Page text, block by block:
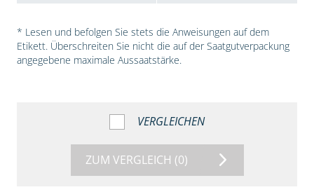
* Lesen und befolgen Sie stets die Anweisungen auf dem
Etikett. Überschreiten Sie nicht die auf der Saatgutverpackung
angegebene maximale Aussaatstärke.
VERGLEICHEN
ZUM VERGLEICH (0)